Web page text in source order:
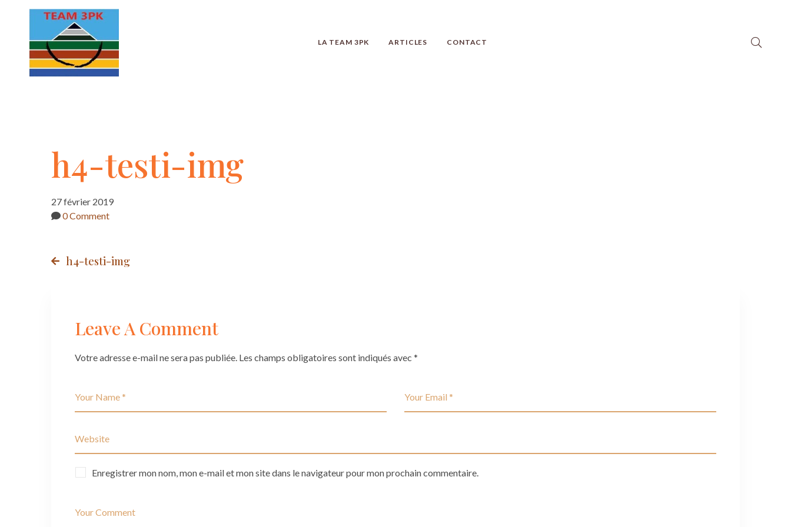
LA TEAM 3PK ARTICLES CONTACT
h4-
testi-
img
h4-testi-img
27 février 2019
0 Comment
Post
h4-testi-img
Leave A Comment
Votre adresse e-mail ne sera pas publiée. Les champs obligatoires sont indiqués avec *
Enregistrer mon nom, mon e-mail et mon site dans le navigateur pour mon prochain commentaire.